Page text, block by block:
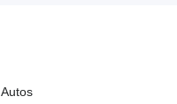
Autos